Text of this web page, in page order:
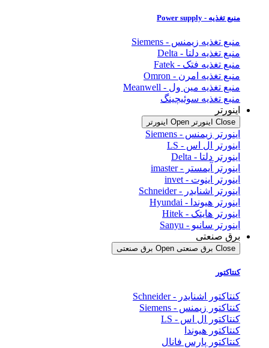
منبع تغذیه - Power supply
منبع تغذیه زیمنس - Siemens
منبع تغذیه دلتا - Delta
منبع تغذیه فتک - Fatek
منبع تغذیه امرن - Omron
منبع تغذیه مین ول - Meanwell
منبع تغذیه سوئیچینگ
اینورتر
Close اینورتر Open اینورتر
اینورتر زیمنس - Siemens
اینورتر ال اس - LS
اینورتر دلتا - Delta
اینورتر آیمستر - imaster
اینورتر اینوت - invet
اینورتر اشنایدر - Schneider
اینورتر هیوندا - Hyundai
اینورتر هایتک - Hitek
اینورتر سانیو - Sanyu
برق صنعتی
Close برق صنعتی Open برق صنعتی
کنتاکتور
کنتاکتور اشنایدر - Schneider
کنتاکتور زیمنس - Siemens
کنتاکتور ال اس - LS
کنتاکتور هیوندا
کنتاکتور پارس فانال